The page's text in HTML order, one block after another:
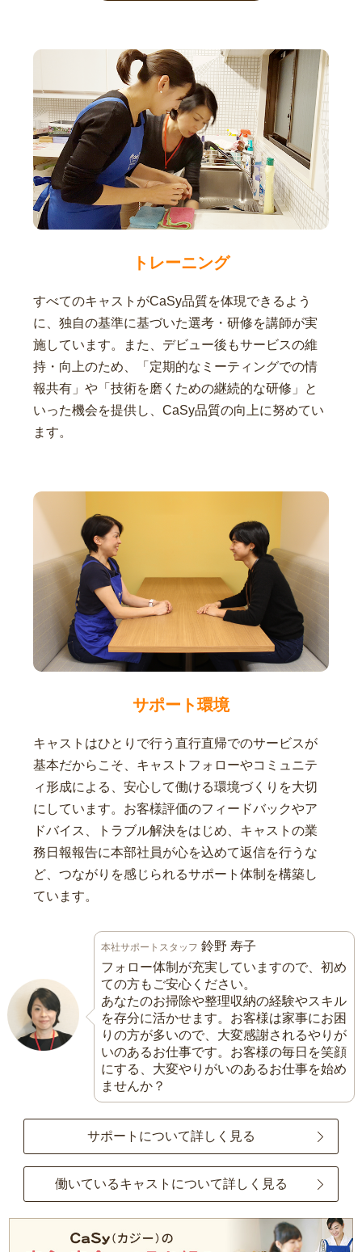
トレーニング
すべてのキャストがCaSy品質を体現できるよう
に、独自の基準に基づいた選考・研修を講師が実
施しています。また、デビュー後もサービスの維
持・向上のため、「定期的なミーティングでの情
報共有」や「技術を磨くための継続的な研修」と
いった機会を提供し、CaSy品質の向上に努めてい
ます。
サポート環境
キャストはひとりで行う直行直帰でのサービスが
基本だからこそ、キャストフォローやコミュニテ
ィ形成による、安心して働ける環境づくりを大切
にしています。お客様評価のフィードバックやア
ドバイス、トラブル解決をはじめ、キャストの業
務日報報告に本部社員が心を込めて返信を行うな
ど、つながりを感じられるサポート体制を構築し
ています。
本社サポートスタッフ 鈴野 寿子
フォロー体制が充実していますので、初め
ての方もご安心ください。
あなたのお掃除や整理収納の経験やスキル
を存分に活かせます。お客様は家事にお困
りの方が多いので、大変感謝されるやりが
いのあるお仕事です。お客様の毎日を笑顔
にする、大変やりがいのあるお仕事を始め
ませんか？
サポートについて詳しく見る
働いているキャストについて詳しく見る